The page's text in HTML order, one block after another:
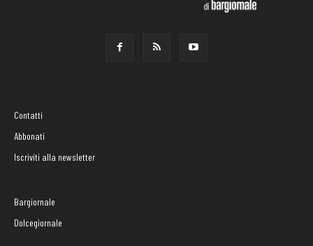
Contatti
Abbonati
Iscriviti alla newsletter
Bargiornale
Dolcegiornale